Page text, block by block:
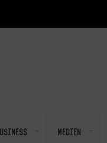
Medien